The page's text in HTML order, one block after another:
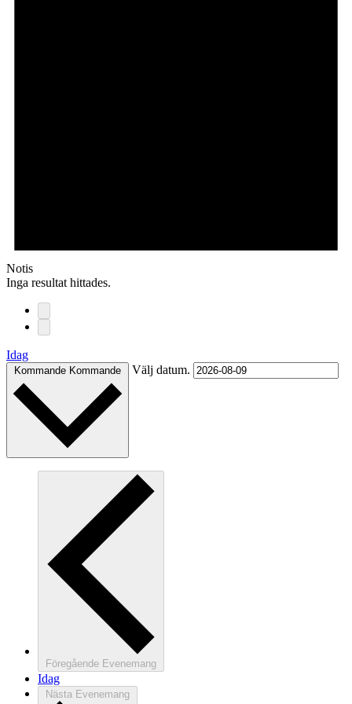
Notis
Inga resultat hittades.
Idag
Kommande Kommande Välj datum.
Föregående Evenemang
Idag
Nästa Evenemang